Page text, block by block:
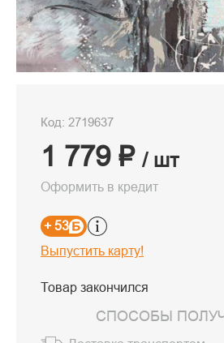
Код: 2719637
1 779 ₽ / шт
Оформить в кредит
+ 53
Выпустить карту!
Товар закончился
СПОСОБЫ